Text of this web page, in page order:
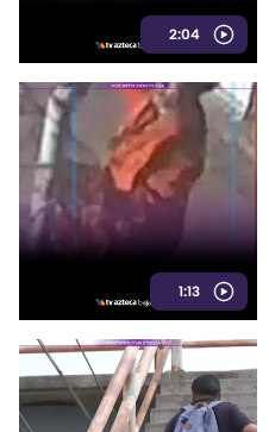
2:04
1:13